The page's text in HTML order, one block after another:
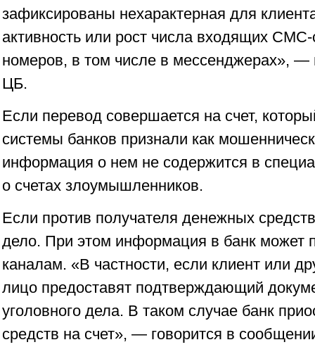
зафиксированы нехарактерная для
активность или рост числа входящих
номеров, в том числе в мессенджерах», —
ЦБ.
Если перевод совершается на счет,
системы банков признали как
информация о нем не содержится в
о счетах злоумышленников.
Если против получателя денежных
дело. При этом информация в банк может
каналам. «В частности, если клиент или
лицо предоставят подтверждающий
уголовного дела. В таком случае банк
средств на счет», — говорится в